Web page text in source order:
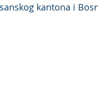
kantona i